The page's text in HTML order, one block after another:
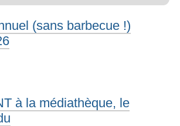
(sans barbecue !)
à la médiathèque, le